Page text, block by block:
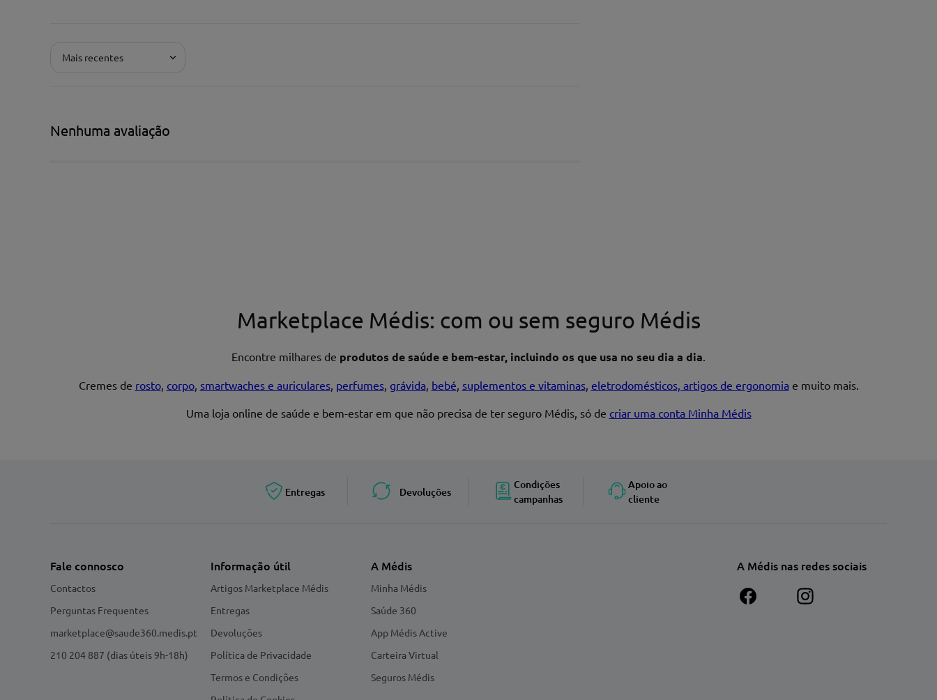
Pontuação*
Mais recentes
Nenhuma avaliação
Marketplace Médis: com ou sem seguro Médis
Encontre milhares de produtos de saúde e bem-estar, incluindo os que usa no seu dia a dia.
Cremes de rosto, corpo, smartwaches e auriculares, perfumes, grávida, bebé, suplementos e vitaminas, eletrodomésticos, artigos de ergonomia e muito mais.
Uma loja online de saúde e bem-estar em que não precisa de ter seguro Médis, só de criar uma conta Minha Médis
Entregas Devoluções
Condições
campanhas
Apoio ao
cliente
Fale connosco
Contactos
Perguntas Frequentes
marketplace@saude360.medis.pt
210 204 887 (dias úteis 9h-18h)
Informação útil
Artigos Marketplace Médis
Entregas
Devoluções
Política de Privacidade
Termos e Condições
A Médis
Minha Médis
Saúde 360
App Médis Active
Carteira Virtual
Seguros Médis
A Médis nas redes sociais